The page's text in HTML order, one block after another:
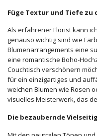
Füge Textur und Tiefe zu
Als erfahrener Florist kann
genauso wichtig sind wie
Blumenarrangements eine
eine romantische Boho-
Couchtisch verschönern
für ein einzigartiges und
weichen Blumen wie Rosen
visuelles Meisterwerk, das
Die bezaubernde